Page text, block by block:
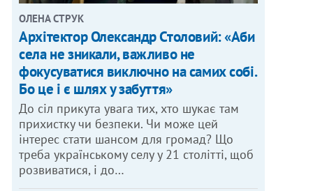
ОЛЕНА СТРУК
Архітектор Олександр Столовий: «Аби
села не зникали, важливо не
фокусуватися виключно на самих собі.
Бо це і є шлях у забуття»
До сіл прикута увага тих, хто шукає там
прихистку чи безпеки. Чи може цей
інтерес стати шансом для громад? Що
треба українському селу у 21 столітті, щоб
розвиватися, і до…